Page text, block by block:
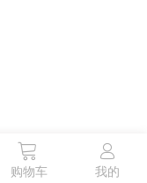

购物车

我的